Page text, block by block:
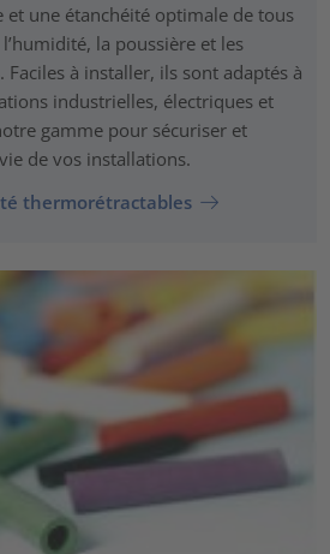
et une étanchéité optimale de tous
la poussière et les
Faciles à installer, ils sont adaptés à
industrielles, électriques et
gamme pour sécuriser et
de vos installations.
thermorétractables